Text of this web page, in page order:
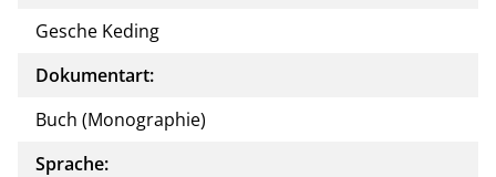
Gesche Keding
Dokumentart:
Buch (Monographie)
Sprache: